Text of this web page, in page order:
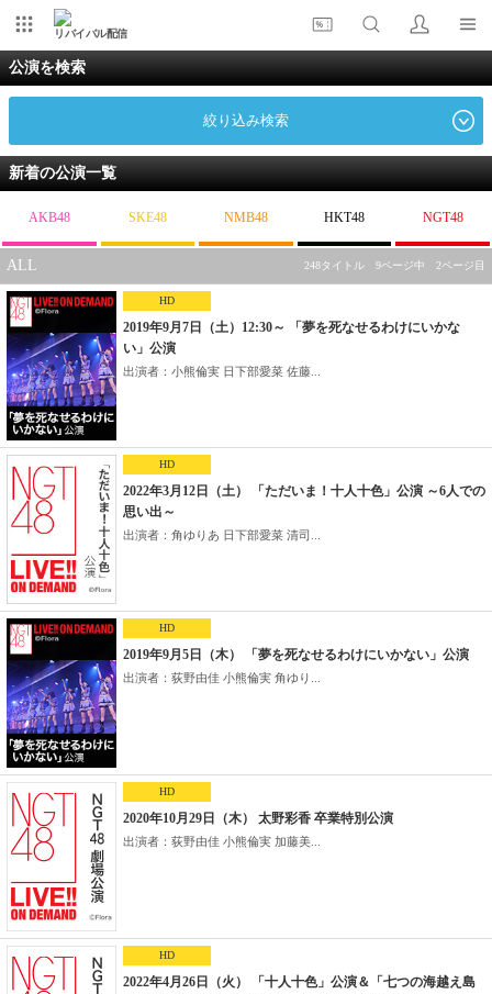
リバイバル配信
公演を検索
絞り込み検索
新着の公演一覧
AKB48 SKE48 NMB48 HKT48 NGT48
ALL 248タイトル 9ページ中 2ページ目
HD
2019年9月7日（土）12:30～ 「夢を死なせるわけにいかな
い」公演
出演者：小熊倫実 日下部愛菜 佐藤...
HD
2022年3月12日（土） 「ただいま！十人十色」公演 ～6人での
思い出～
出演者：角ゆりあ 日下部愛菜 清司...
HD
2019年9月5日（木） 「夢を死なせるわけにいかない」公演
出演者：荻野由佳 小熊倫実 角ゆり...
HD
2020年10月29日（木） 太野彩香 卒業特別公演
出演者：荻野由佳 小熊倫実 加藤美...
HD
2022年4月26日（火） 「十人十色」公演＆「七つの海越え島